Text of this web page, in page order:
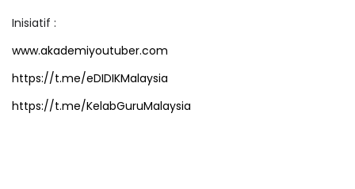
Inisiatif :
www.akademiyoutuber.com
https://t.me/eDIDIKMalaysia
https://t.me/KelabGuruMalaysia